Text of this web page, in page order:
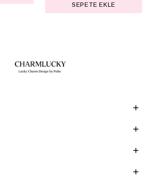
SEPETE EKLE